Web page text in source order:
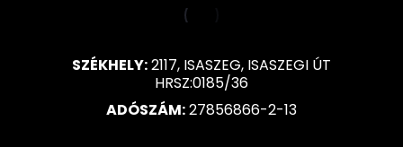
SZÉKHELY:2117, ISASZEG, ISASZEGI ÚT
HRSZ:0185/36
ADÓSZÁM:27856866-2-13